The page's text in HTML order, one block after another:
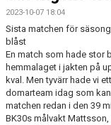
MATCHER
KONTAKT
2023-10-07 18:04
Sista matchen för
blåst
En match som hade stor
hemmalaget i jakten på
kval. Men tyvärr hade vi
domarteam idag som
matchen redan i den 39
BK30s målvakt